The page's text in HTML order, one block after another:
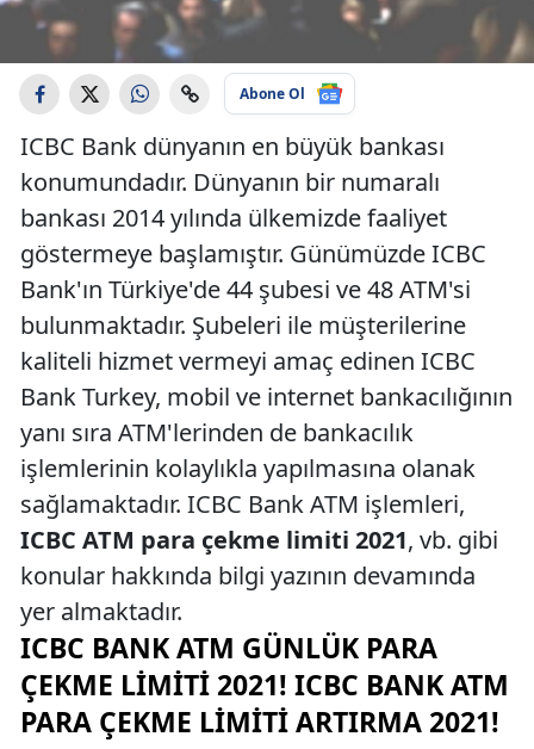
Abone Ol
ICBC Bank dünyanın en büyük bankası
konumundadır. Dünyanın bir numaralı
bankası 2014 yılında ülkemizde faaliyet
göstermeye başlamıştır. Günümüzde ICBC
Bank'ın Türkiye'de 44 şubesi ve 48 ATM'si
bulunmaktadır. Şubeleri ile müşterilerine
kaliteli hizmet vermeyi amaç edinen ICBC
Bank Turkey, mobil ve internet bankacılığının
yanı sıra ATM'lerinden de bankacılık
işlemlerinin kolaylıkla yapılmasına olanak
sağlamaktadır. ICBC Bank ATM işlemleri,
ICBC ATM para çekme limiti 2021, vb. gibi
konular hakkında bilgi yazının devamında
yer almaktadır.
ICBC BANK ATM GÜNLÜK PARA
ÇEKME LIMITI 2021! ICBC BANK ATM
PARA ÇEKME LIMITI ARTIRMA 2021!